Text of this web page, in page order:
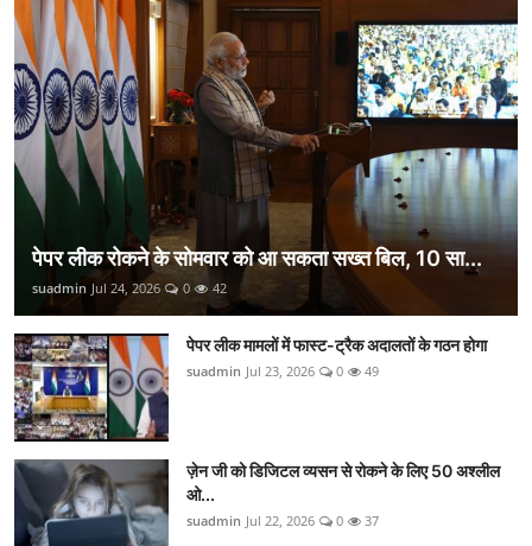
पेपर लीक रोकने के सोमवार को आ सकता सख्त बिल, 10 सा...
suadmin Jul 24, 2026 0 42
पेपर लीक मामलों में फास्ट-ट्रैक अदालतों के गठन होगा
suadmin Jul 23, 2026 0 49
ज़ेन जी को डिजिटल व्यसन से रोकने के लिए 50 अश्लील
ओ...
suadmin Jul 22, 2026 0 37